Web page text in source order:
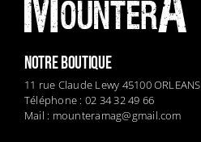
NOTRE BOUTIQUE
11 rue Claude Lewy 45100 ORLEANS
Téléphone : 02 34 32 49 66
Mail : mounteramag@gmail.com